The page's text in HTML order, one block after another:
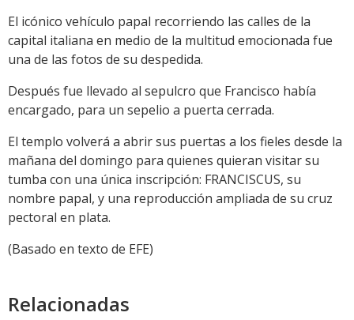
El icónico vehículo papal recorriendo las calles de la
capital italiana en medio de la multitud emocionada fue
una de las fotos de su despedida.
Después fue llevado al sepulcro que Francisco había
encargado, para un sepelio a puerta cerrada.
El templo volverá a abrir sus puertas a los fieles desde la
mañana del domingo para quienes quieran visitar su
tumba con una única inscripción: FRANCISCUS, su
nombre papal, y una reproducción ampliada de su cruz
pectoral en plata.
(Basado en texto de EFE)
Relacionadas